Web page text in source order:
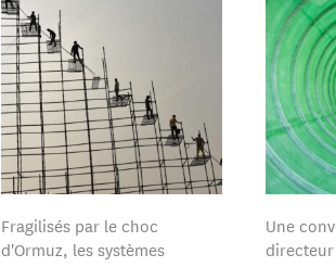
Fragilisés par le choc
d'Ormuz, les systèmes
Une